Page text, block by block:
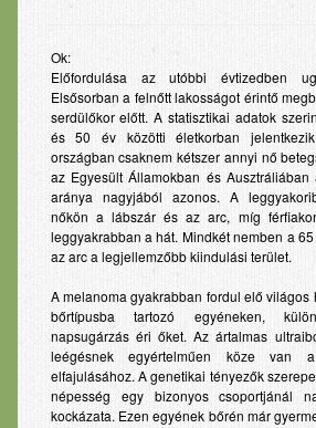
Dermokozmetikumok
Babaápolási termékek
Fog- és szájápolás
Lexikon
Betegségek
Gyógyszerinfo
Kérdezzen
Pályázat
Ok:
Előfordulása az utóbbi évtizedben
Elsősorban a felnőtt lakosságot érintő
serdülőkor előtt. A statisztikai adatok
és 50 év közötti életkorban
országban csaknem kétszer annyi nő
az Egyesült Államokban és
aránya nagyjából azonos. A
nőkön a lábszár és az arc, míg
leggyakrabban a hát. Mindkét nemben a
az arc a legjellemzőbb kiindulási terület.
A melanoma gyakrabban fordul elő világos
bőrtípusba tartozó egyéneken,
napsugárzás éri őket. Az ártalmas
leégésnek egyértelműen köze van
elfajulásához. A genetikai tényezők
népesség egy bizonyos csoportjánál
kockázata. Ezen egyének bőrén már